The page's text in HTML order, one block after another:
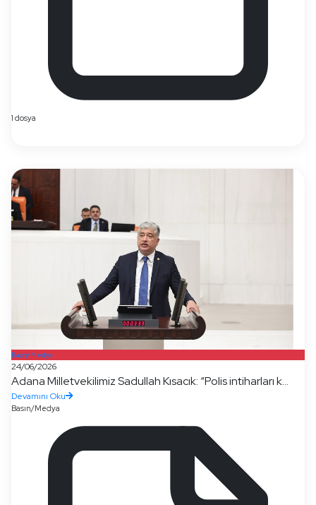
1 dosya
Basın/Medya
24/06/2026
Adana Milletvekilimiz Sadullah Kısacık: “Polis intiharları k...
Devamını Oku
Basın/Medya